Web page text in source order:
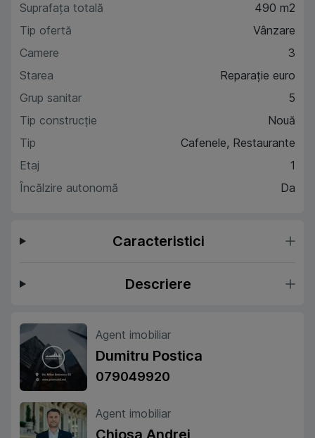
Suprafața totală
490 m2
Tip ofertă
Vânzare
Camere
3
Starea
Reparație euro
Grup sanitar
5
Tip construcție
Nouă
Tip
Cafenele, Restaurante
Etaj
1
Încălzire autonomă
Da
Caracteristici
Descriere
Agent imobiliar
Dumitru Postica
079049920
Agent imobiliar
Chiosa Andrei